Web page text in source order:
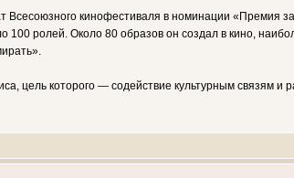
кинофестиваля в номинации «Премия
100 ролей. Около 80 образов он создал в кино,
цель которого — содействие культурным связям и